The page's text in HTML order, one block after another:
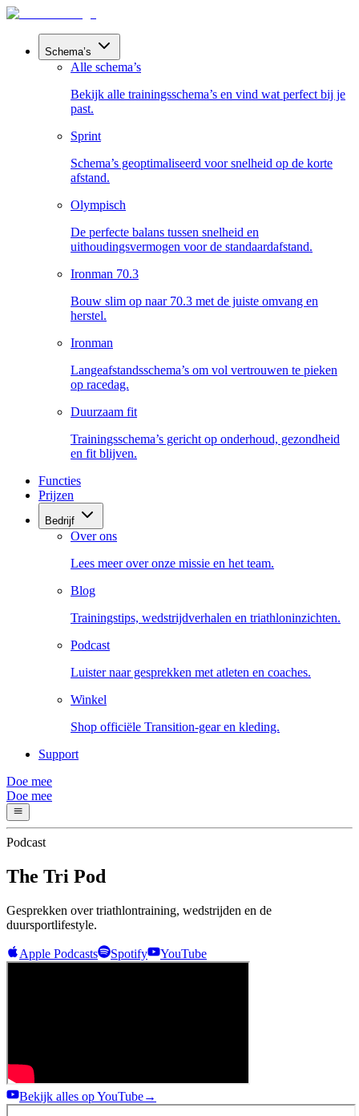
Schema’s
Alle schema’s
Bekijk alle trainingsschema’s en vind wat perfect bij je
past.
Sprint
Schema’s geoptimaliseerd voor snelheid op de korte
afstand.
Olympisch
De perfecte balans tussen snelheid en
uithoudingsvermogen voor de standaardafstand.
Ironman 70.3
Bouw slim op naar 70.3 met de juiste omvang en
herstel.
Ironman
Langeafstandsschema’s om vol vertrouwen te pieken
op racedag.
Duurzaam fit
Trainingsschema’s gericht op onderhoud, gezondheid
en fit blijven.
Functies
Prijzen
Bedrijf
Over ons
Lees meer over onze missie en het team.
Blog
Trainingstips, wedstrijdverhalen en triathloninzichten.
Podcast
Luister naar gesprekken met atleten en coaches.
Winkel
Shop officiële Transition-gear en kleding.
Support
Doe mee
Doe mee
Podcast
The Tri Pod
Gesprekken over triathlontraining, wedstrijden en de
duursportlifestyle.
Apple Podcasts Spotify YouTube
Bekijk alles op YouTube→